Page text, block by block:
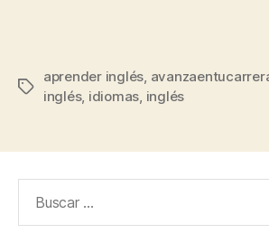
Etiquetas
aprender inglés,
inglés, idiomas, inglés